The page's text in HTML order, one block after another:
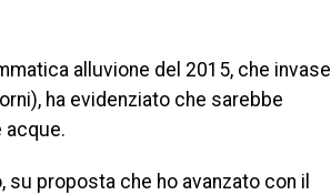
alluvione del 2015, che invase
ha evidenziato che sarebbe
acque.
proposta che ho avanzato con il